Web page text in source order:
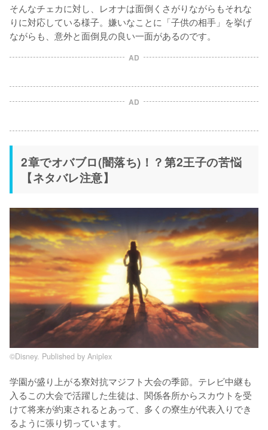
そんなチェカに対し、レオナは面倒くさがりながらもそれな
りに対応している様子。嫌いなことに「子供の相手」を挙げ
ながらも、意外と面倒見の良い一面があるのです。
AD
AD
2章でオバブロ(闇落ち)！？第2王子の苦悩
【ネタバレ注意】
©Disney. Published by Aniplex
学園が盛り上がる寮対抗マジフト大会の季節。テレビ中継も
入るこの大会で活躍した生徒は、関係各所からスカウトを受
けて将来が約束されるとあって、多くの寮生が代表入りでき
るように張り切っています。